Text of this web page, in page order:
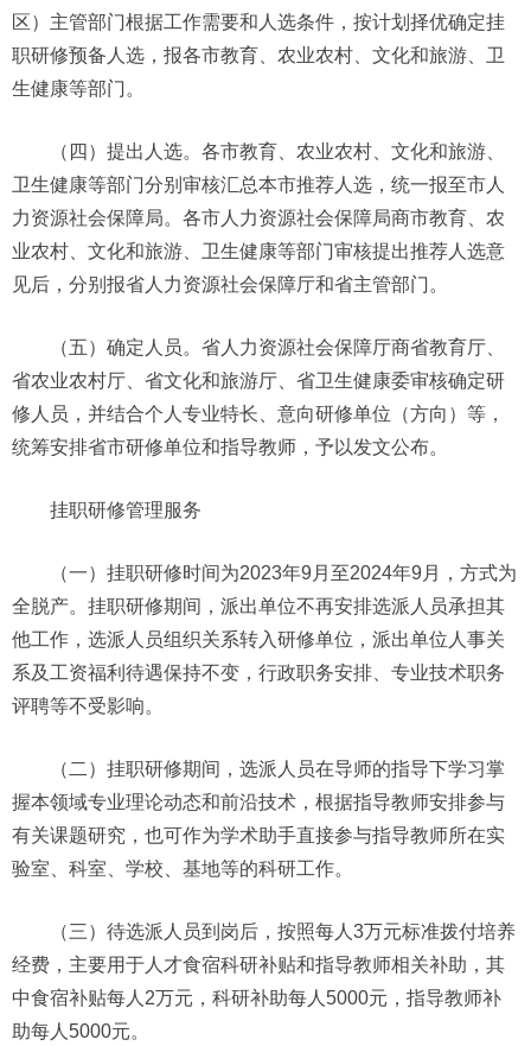
区）主管部门根据工作需要和人选条件，按计划择优确定挂
职研修预备人选，报各市教育、农业农村、文化和旅游、卫
生健康等部门。
（四）提出人选。各市教育、农业农村、文化和旅游、
卫生健康等部门分别审核汇总本市推荐人选，统一报至市人
力资源社会保障局。各市人力资源社会保障局商市教育、农
业农村、文化和旅游、卫生健康等部门审核提出推荐人选意
见后，分别报省人力资源社会保障厅和省主管部门。
（五）确定人员。省人力资源社会保障厅商省教育厅、
省农业农村厅、省文化和旅游厅、省卫生健康委审核确定研
修人员，并结合个人专业特长、意向研修单位（方向）等，
统筹安排省市研修单位和指导教师，予以发文公布。
挂职研修管理服务
（一）挂职研修时间为2023年9月至2024年9月，方式为
全脱产。挂职研修期间，派出单位不再安排选派人员承担其
他工作，选派人员组织关系转入研修单位，派出单位人事关
系及工资福利待遇保持不变，行政职务安排、专业技术职务
评聘等不受影响。
（二）挂职研修期间，选派人员在导师的指导下学习掌
握本领域专业理论动态和前沿技术，根据指导教师安排参与
有关课题研究，也可作为学术助手直接参与指导教师所在实
验室、科室、学校、基地等的科研工作。
（三）待选派人员到岗后，按照每人3万元标准拨付培养
经费，主要用于人才食宿科研补贴和指导教师相关补助，其
中食宿补贴每人2万元，科研补助每人5000元，指导教师补
助每人5000元。